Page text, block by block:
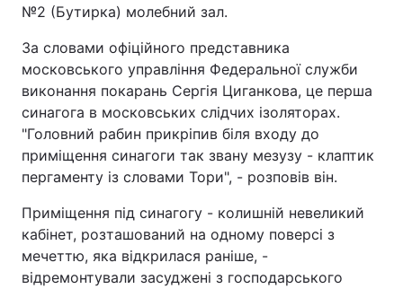
№2 (Бутирка) молебний зал.
За словами офіційного представника
московського управління Федеральної служби
виконання покарань Сергія Циганкова, це перша
синагога в московських слідчих ізоляторах.
"Головний рабин прикріпив біля входу до
приміщення синагоги так звану мезузу - клаптик
пергаменту із словами Тори", - розповів він.
Приміщення під синагогу - колишній невеликий
кабінет, розташований на одному поверсі з
мечеттю, яка відкрилася раніше, -
відремонтували засуджені з господарського